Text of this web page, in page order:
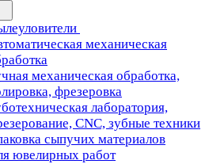
механическая
механическая обработка,
фрезеровка
лаборатория,
CNC, зубные техники
сыпучих материалов
ювелирных работ